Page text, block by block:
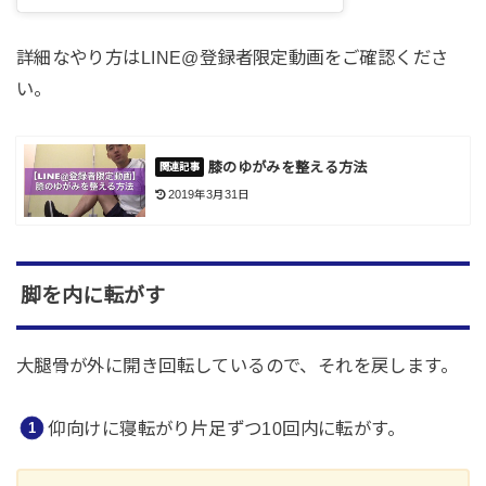
詳細なやり方はLINE@登録者限定動画をご確認くださ
い。
膝のゆがみを整える方法
2019年3月31日
脚を内に転がす
大腿骨が外に開き回転しているので、それを戻します。
仰向けに寝転がり片足ずつ10回内に転がす。